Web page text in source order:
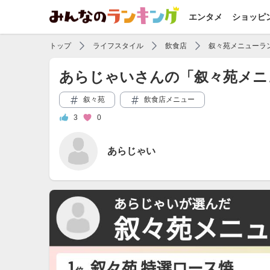
エンタメ ショッピ
トップ ライフスタイル 飲食店 叙々苑メニューラ
あらじゃいさんの「叙々苑メ
叙々苑 飲食店メニュー
3 0
あらじゃい